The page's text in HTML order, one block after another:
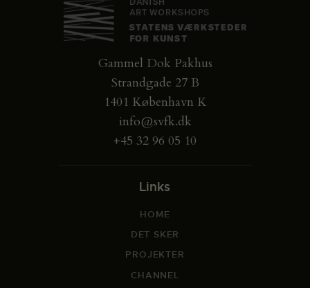
Gammel Dok Pakhus
Strandgade 27 B
1401 København K
info@svfk.dk
+45 32 96 05 10
Links
HOME
DET SKER
PROJEKTER
CHANNEL